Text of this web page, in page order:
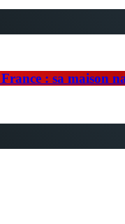
: sa maison